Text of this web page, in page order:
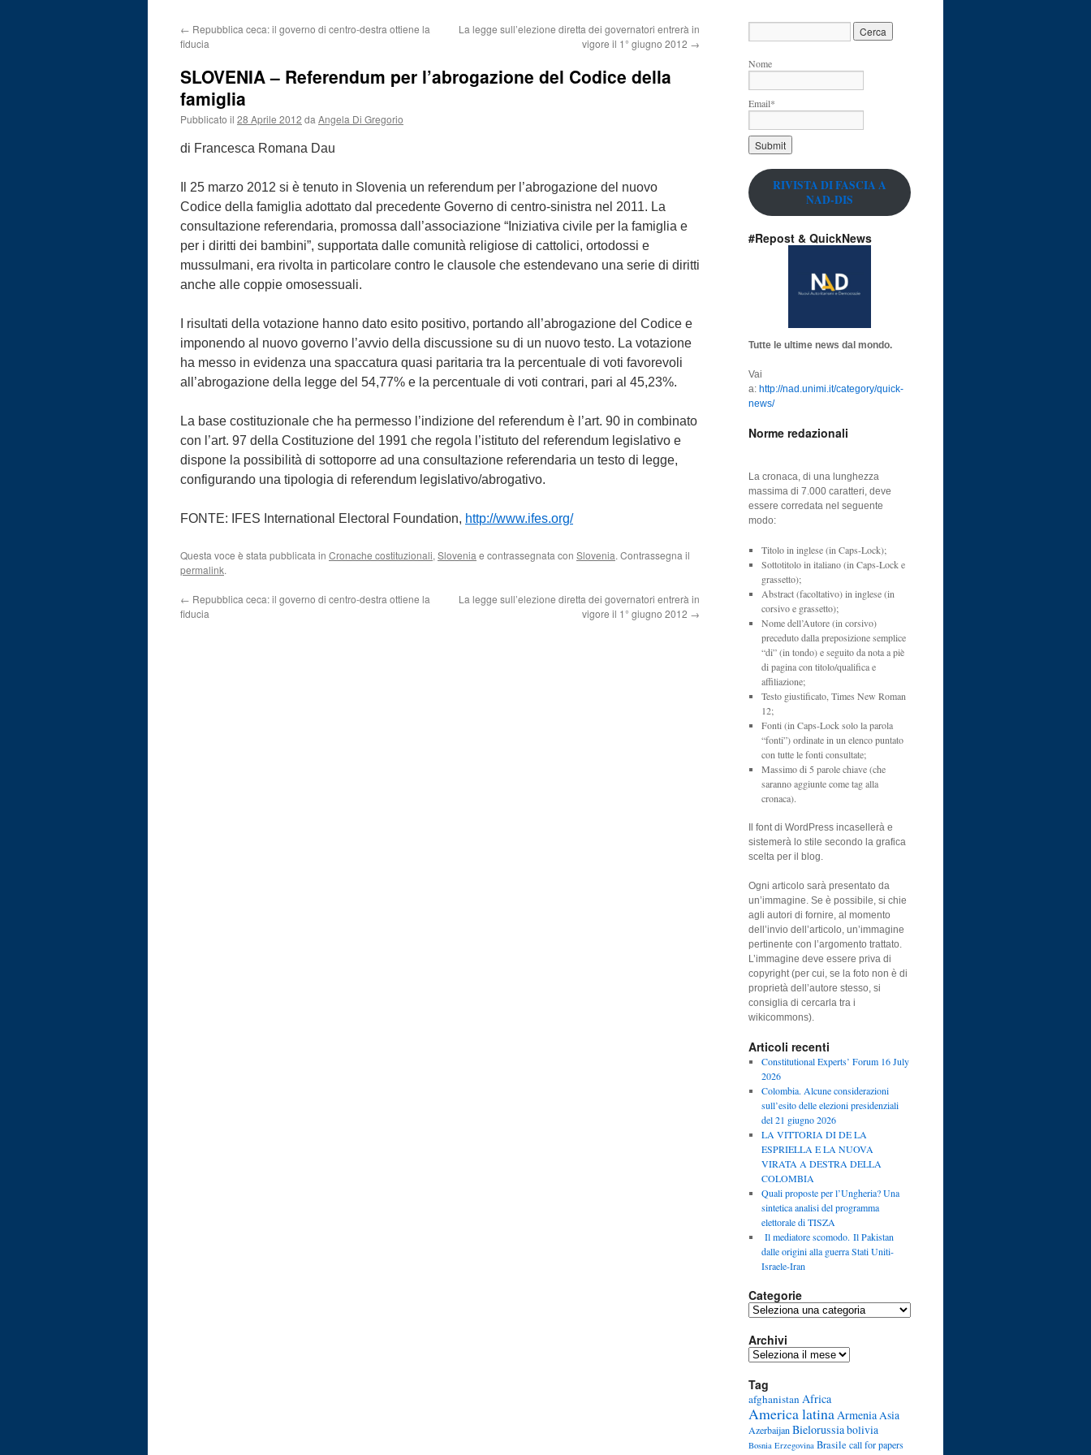
← Repubblica ceca: il governo di centro-destra ottiene la
fiducia
La legge sull’elezione diretta dei governatori entrerà in
vigore il 1° giugno 2012 →
SLOVENIA – Referendum per l’abrogazione del Codice della
famiglia
Pubblicato il 28 Aprile 2012 da Angela Di Gregorio
di Francesca Romana Dau
Il 25 marzo 2012 si è tenuto in Slovenia un referendum per l’abrogazione del nuovo
Codice della famiglia adottato dal precedente Governo di centro-sinistra nel 2011. La
consultazione referendaria, promossa dall’associazione “Iniziativa civile per la famiglia e
per i diritti dei bambini”, supportata dalle comunità religiose di cattolici, ortodossi e
mussulmani, era rivolta in particolare contro le clausole che estendevano una serie di diritti
anche alle coppie omosessuali.
I risultati della votazione hanno dato esito positivo, portando all’abrogazione del Codice e
imponendo al nuovo governo l’avvio della discussione su di un nuovo testo. La votazione
ha messo in evidenza una spaccatura quasi paritaria tra la percentuale di voti favorevoli
all’abrogazione della legge del 54,77% e la percentuale di voti contrari, pari al 45,23%.
La base costituzionale che ha permesso l’indizione del referendum è l’art. 90 in combinato
con l’art. 97 della Costituzione del 1991 che regola l’istituto del referendum legislativo e
dispone la possibilità di sottoporre ad una consultazione referendaria un testo di legge,
configurando una tipologia di referendum legislativo/abrogativo.
FONTE: IFES International Electoral Foundation, http://www.ifes.org/
Questa voce è stata pubblicata in Cronache costituzionali, Slovenia e contrassegnata con Slovenia. Contrassegna il
permalink.
← Repubblica ceca: il governo di centro-destra ottiene la
fiducia
La legge sull’elezione diretta dei governatori entrerà in
vigore il 1° giugno 2012 →
Nome
Email*
RIVISTA DI FASCIA A
NAD-DIS
#Repost & QuickNews
Tutte le ultime news dal mondo.
Vai
a: http://nad.unimi.it/category/quick-
news/
Norme redazionali
La cronaca, di una lunghezza
massima di 7.000 caratteri, deve
essere corredata nel seguente
modo:
Titolo in inglese (in Caps-Lock);
Sottotitolo in italiano (in Caps-Lock e
grassetto);
Abstract (facoltativo) in inglese (in
corsivo e grassetto);
Nome dell’Autore (in corsivo)
preceduto dalla preposizione semplice
“di” (in tondo) e seguito da nota a piè
di pagina con titolo/qualifica e
affiliazione;
Testo giustificato, Times New Roman
12;
Fonti (in Caps-Lock solo la parola
“fonti”) ordinate in un elenco puntato
con tutte le fonti consultate;
Massimo di 5 parole chiave (che
saranno aggiunte come tag alla
cronaca).
Il font di WordPress incasellerà e
sistemerà lo stile secondo la grafica
scelta per il blog.
Ogni articolo sarà presentato da
un’immagine. Se è possibile, si chie
agli autori di fornire, al momento
dell’invio dell’articolo, un’immagine
pertinente con l’argomento trattato.
L’immagine deve essere priva di
copyright (per cui, se la foto non è di
proprietà dell’autore stesso, si
consiglia di cercarla tra i
wikicommons).
Articoli recenti
Constitutional Experts’ Forum 16 July
2026
Colombia. Alcune considerazioni
sull’esito delle elezioni presidenziali
del 21 giugno 2026
LA VITTORIA DI DE LA
ESPRIELLA E LA NUOVA
VIRATA A DESTRA DELLA
COLOMBIA
Quali proposte per l’Ungheria? Una
sintetica analisi del programma
elettorale di TISZA
Il mediatore scomodo. Il Pakistan
dalle origini alla guerra Stati Uniti-
Israele-Iran
Categorie
Categorie
Archivi
Archivi
Tag
afghanistanAfrica
America latinaArmeniaAsia
AzerbaijanBielorussiabolivia
Bosnia Erzegovina Brasile call for papers